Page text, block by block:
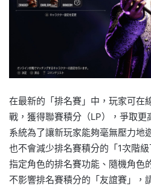
在最新的「排名賽」中，玩家可在
戰，獲得聯賽積分（LP），爭取
系統為了讓新玩家能夠毫無壓力地
也不會減少排名賽積分的「1次階
指定角色的排名賽功能、隨機角色
不影響排名賽積分的「友誼賽」，